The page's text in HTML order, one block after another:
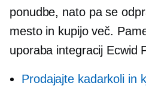
ponudbe, nato pa se
mesto in kupijo več.
uporaba integracij Ecwid
Prodajajte kadarkoli in